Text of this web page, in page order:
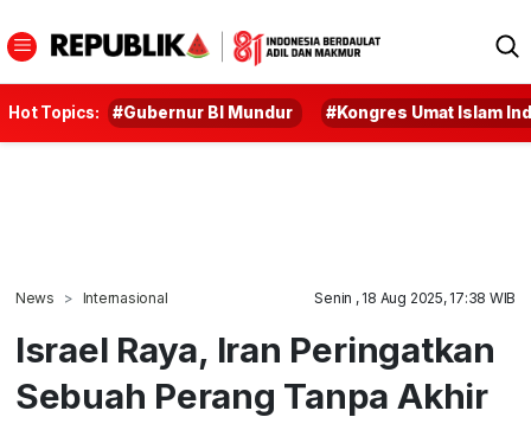
Hot Topics: #Gubernur BI Mundur #Kongres Umat Islam
News Internasional Senin , 18 Aug 2025, 17:38 WIB
Israel Raya, Iran Peringatkan
Sebuah Perang Tanpa Akhir